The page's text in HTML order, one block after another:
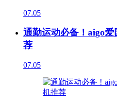
07.05
通勤运动必备！aigo
荐
07.05